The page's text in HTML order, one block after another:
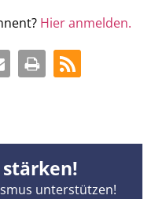
Hier anmelden.
stärken!
unterstützen!